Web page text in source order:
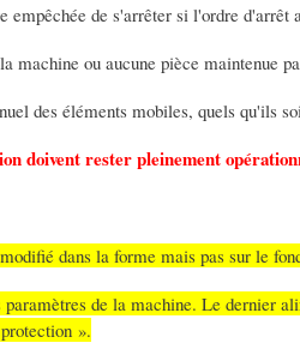
de s'arrêter si l'ordre d'arrêt
machine ou aucune pièce maintenue
des éléments mobiles, quels qu'ils
doivent rester pleinement
dans la forme mais pas sur le
de la machine. Le dernier
».